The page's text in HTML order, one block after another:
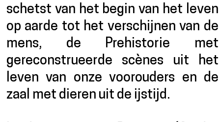
schetst van het begin van het leven
op aarde tot het verschijnen van de
mens, de Prehistorie met
gereconstrueerde scènes uit het
leven van onze voorouders en de
zaal met dieren uit de ijstijd.